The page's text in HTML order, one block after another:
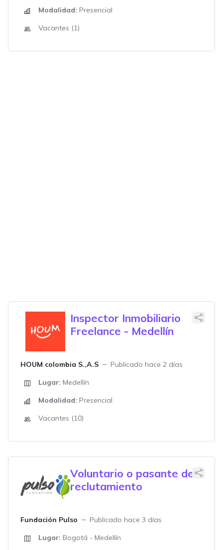
Modalidad: Presencial
Vacantes (1)
Inspector Inmobiliario
Freelance - Medellín
HOUM colombia S.,A.S
Publicado hace 2 días
Lugar: Medellín
Modalidad: Presencial
Vacantes (10)
Voluntario o pasante de
reclutamiento
Fundación Pulso
Publicado hace 3 días
Lugar: Bogotá - Medellín